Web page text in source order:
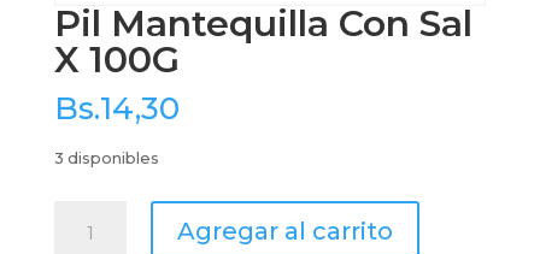
Pil Mantequilla Con Sal
X 100G
Bs.14,30
3 disponibles
Mantequilla
Agregar al carrito